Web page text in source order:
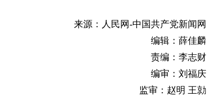
来源：人民网-中国共产党新闻网
编辑：薛佳麟
责编：李志财
编审：刘福庆
监审：赵明 王勍